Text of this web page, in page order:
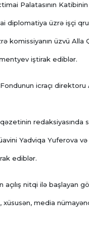
Palatasının
diplomatiya üzrə işçi
komissiyanın üzvü
iştirak ediblər.
icraçı
Yadviqa Yuferova
ediblər.
nitqi ilə başlayan
media